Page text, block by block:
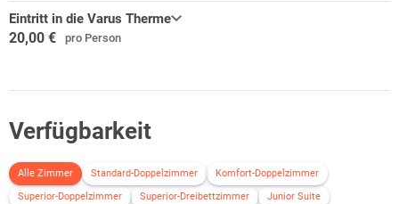
Eintritt in die Varus Therme
20,00 € pro Person
Verfügbarkeit
Alle Zimmer Standard-Doppelzimmer
Komfort-Doppelzimmer
Superior-Doppelzimmer
Superior-Dreibettzimmer
Junior Suite